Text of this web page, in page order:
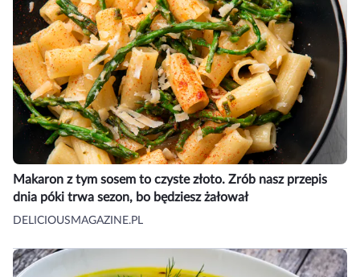
Makaron z tym sosem to czyste złoto. Zrób nasz przepis
dnia póki trwa sezon, bo będziesz żałował
DELICIOUSMAGAZINE.PL